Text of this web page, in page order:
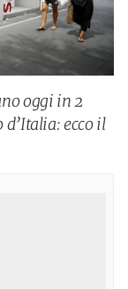
oggi in 2
ecco il